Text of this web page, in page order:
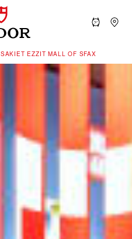
EZZIT MALL OF SFAX‬